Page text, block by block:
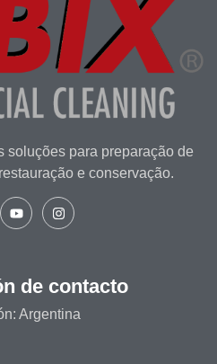
soluções para preparação de
e conservação.
de contacto
Argentina